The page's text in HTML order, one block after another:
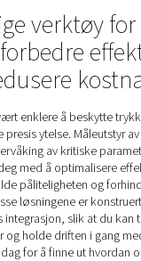
ren trykkluft av
pålitelig løsning for
de
til